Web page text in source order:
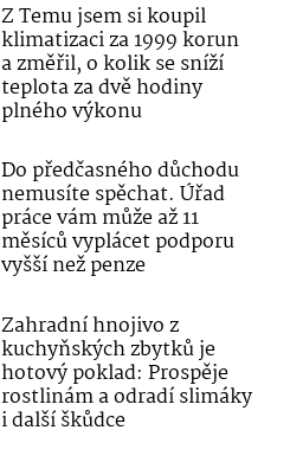
Z Temu jsem si koupil
klimatizaci za 1999 korun
a změřil, o kolik se sníží
teplota za dvě hodiny
plného výkonu
Do předčasného důchodu
nemusíte spěchat. Úřad
práce vám může až 11
měsíců vyplácet podporu
vyšší než penze
Zahradní hnojivo z
kuchyňských zbytků je
hotový poklad: Prospěje
rostlinám a odradí slimáky
i další škůdce